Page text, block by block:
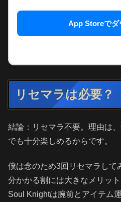
App Storeでダ
リセマラは必要？
結論：リセマラ不要。理由は
でも十分楽しめるからです。
僕は念のため3回リセマラして
分かかる割には大きなメリッ
Soul Knightは腕前とアイテム